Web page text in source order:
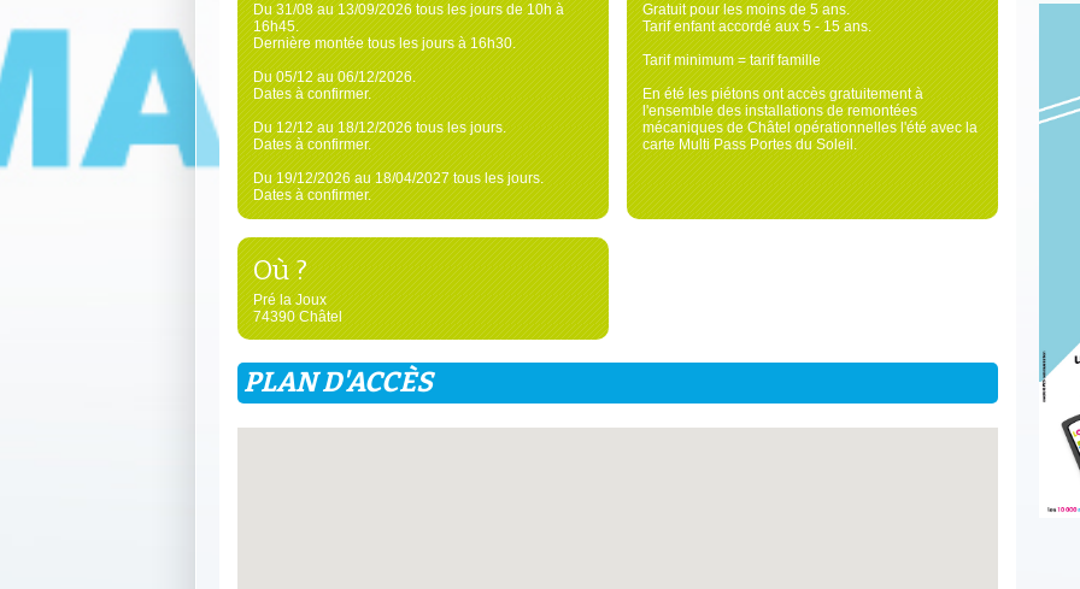
Du 31/08 au 13/09/2026 tous les jours de 10h à
16h45.
Dernière montée tous les jours à 16h30.
Du 05/12 au 06/12/2026.
Dates à confirmer.
Du 12/12 au 18/12/2026 tous les jours.
Dates à confirmer.
Du 19/12/2026 au 18/04/2027 tous les jours.
Dates à confirmer.
Gratuit pour les moins de 5 ans.
Tarif enfant accordé aux 5 - 15 ans.
Tarif minimum = tarif famille
En été les piétons ont accès gratuitement à
l'ensemble des installations de remontées
mécaniques de Châtel opérationnelles l'été avec la
carte Multi Pass Portes du Soleil.
Où ?
Pré la Joux
74390 Châtel
PLAN D'ACCÈS